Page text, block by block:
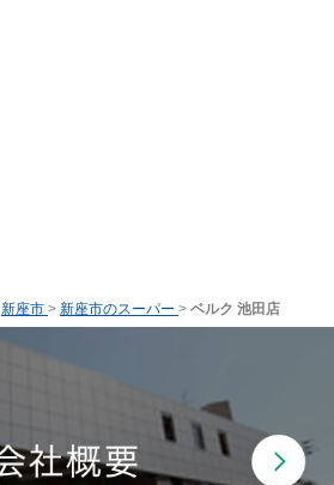
新座市 > 新座市のスーパー > ベルク 池田店